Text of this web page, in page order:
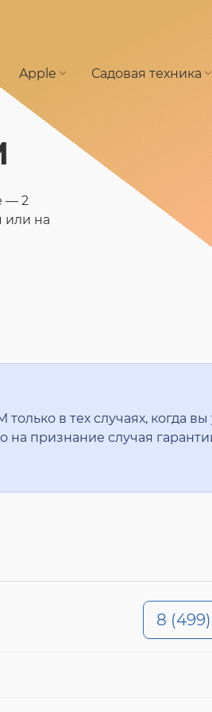
Apple Садовая техника
— 2
или на
в тех случаях, когда
признание случая
8